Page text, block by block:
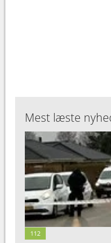
Mest læste
112